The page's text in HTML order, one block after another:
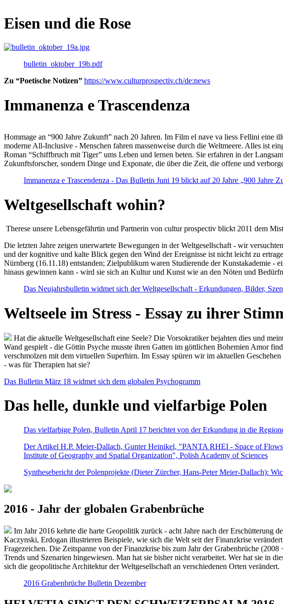
Eisen und die Rose
bulletin_oktober_19b.pdf
Zu “Poetische Notizen” https://www.culturprospectiv.ch/de:news
Immanenza e Trascendenza
Hommage an “900 Jahre Zukunft” nach 20 Jahren. Im Film el nave va liess Fellini eine
moderne All-Inclusive - Menschen fahren massenweise durch die Weltmeere. Alles ist
Roman “Schiffbruch mit Tiger” ums Leben und lernen beten. Sie erfahren in der
Zukunftsforscher, sondern Dinge und Exponate, die über die Zeit, die offene und
Immanenza e Trascendenza - Das Bulletin Juni 19 blickt auf 20 Jahre „900 Jahre
Weltgesellschaft wohin?
Therese unsere Lebensgefährtin und Partnerin von cultur prospectiv blickt 2011 dem
Die letzten Jahre zeigen unerwartete Bewegungen in der Weltgesellschaft - wir
und der kognitive und kalte Blick gegen den Wind der Ereignisse ist nicht leicht zu
Nürnberg (16.11.18) entstanden; Zielpublikum waren Studierende der Kunstakademie -
hinaus gewinnen kann - wird sie sich an Kultur und Kunst wie an den Nöten und
Das Neujahrsbulletin widmet sich der Weltgesellschaft - Erkundungen, Bilder,
Weltseele im Stress - Essay zu ihrer
Hat die aktuelle Weltgesellschaft eine Seele? Die Vorsokratiker bejahten dies und
Wand gespielt - die Göttin Psyche musste ihren Gatten im göttlichen Bohemien Amor
verschmolzen mit dem virtuellen Superhirn. Im Essay spüren wir im aktuellen
- was für Therapien hat sie?
Das Bulletin März 18 widmet sich dem globalen Psychogramm
Das helle, dunkle und vielfarbige Polen
Das vielfarbige Polen, Bulletin April 17 berichtet von der Erkundung in die
Der Artikel H.P. Meier-Dallach, Gunter Heinikel, "PANTA RHEI - Space of
Institute of Geography and Spatial Organization", Polish Academy of Sciences
Synthesebericht der Polenprojekte (Dieter Zürcher, Hans-Peter Meier-Dallach):
2016 - Jahr der globalen Grabenbrüche
Im Jahr 2016 kehrte die harte Geopolitik zurück - acht Jahre nach der
Kaczynski, Erdogan illustrieren Beispiele, wie sich die Welt seit der Finanzkrise
Fragezeichen. Die Zeitspanne von der Finanzkrise bis zum Jahr der Grabenbrüche
Trends und Szenarien hingewiesen. Man hat sie bisher nicht verarbeitet. Wer hat sie in
sich die geopolitische Architektur der Weltgesellschaft an verschiedenen Orten verändert.
2016 Grabenbrüche Bulletin Dezember